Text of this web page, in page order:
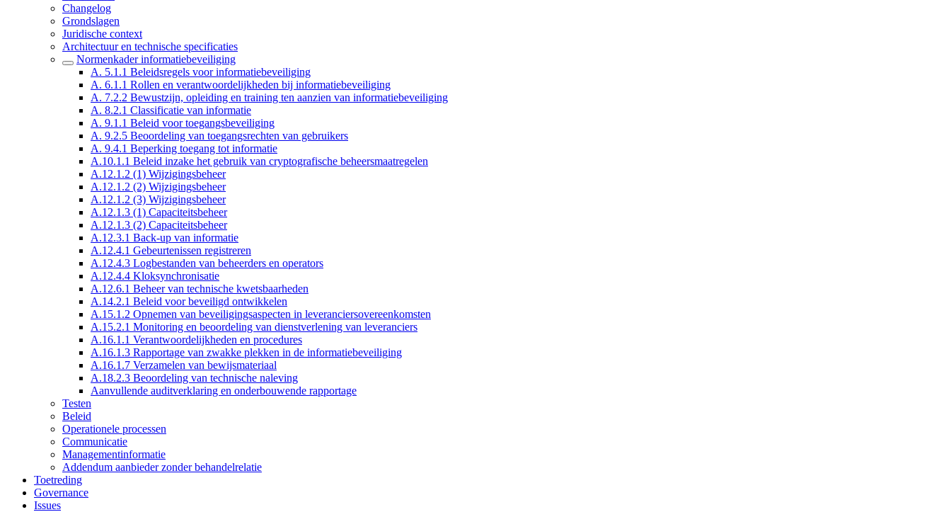
Changelog
Grondslagen
Juridische context
Architectuur en technische specificaties
Normenkader informatiebeveiliging
A. 5.1.1 Beleidsregels voor informatiebeveiliging
A. 6.1.1 Rollen en verantwoordelijkheden bij informatiebeveiliging
A. 7.2.2 Bewustzijn, opleiding en training ten aanzien van informatiebeveiliging
A. 8.2.1 Classificatie van informatie
A. 9.1.1 Beleid voor toegangsbeveiliging
A. 9.2.5 Beoordeling van toegangsrechten van gebruikers
A. 9.4.1 Beperking toegang tot informatie
A.10.1.1 Beleid inzake het gebruik van cryptografische beheersmaatregelen
A.12.1.2 (1) Wijzigingsbeheer
A.12.1.2 (2) Wijzigingsbeheer
A.12.1.2 (3) Wijzigingsbeheer
A.12.1.3 (1) Capaciteitsbeheer
A.12.1.3 (2) Capaciteitsbeheer
A.12.3.1 Back-up van informatie
A.12.4.1 Gebeurtenissen registreren
A.12.4.3 Logbestanden van beheerders en operators
A.12.4.4 Kloksynchronisatie
A.12.6.1 Beheer van technische kwetsbaarheden
A.14.2.1 Beleid voor beveiligd ontwikkelen
A.15.1.2 Opnemen van beveiligingsaspecten in leveranciersovereenkomsten
A.15.2.1 Monitoring en beoordeling van dienstverlening van leveranciers
A.16.1.1 Verantwoordelijkheden en procedures
A.16.1.3 Rapportage van zwakke plekken in de informatiebeveiliging
A.16.1.7 Verzamelen van bewijsmateriaal
A.18.2.3 Beoordeling van technische naleving
Aanvullende auditverklaring en onderbouwende rapportage
Testen
Beleid
Operationele processen
Communicatie
Managementinformatie
Addendum aanbieder zonder behandelrelatie
Toetreding
Governance
Issues